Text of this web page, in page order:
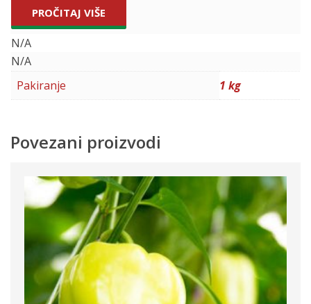
PROČITAJ VIŠE
N/A
N/A
Pakiranje
1 kg
Povezani proizvodi